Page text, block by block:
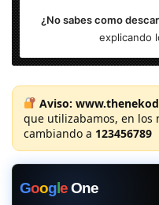
¿No sabes como
explicando
Aviso:
que utilizabamos, en los
cambiando a 123456789
GoogeOne